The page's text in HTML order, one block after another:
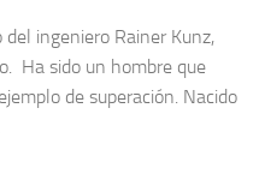
ingeniero Rainer Kunz,
Ha sido un hombre que
de superación. Nacido